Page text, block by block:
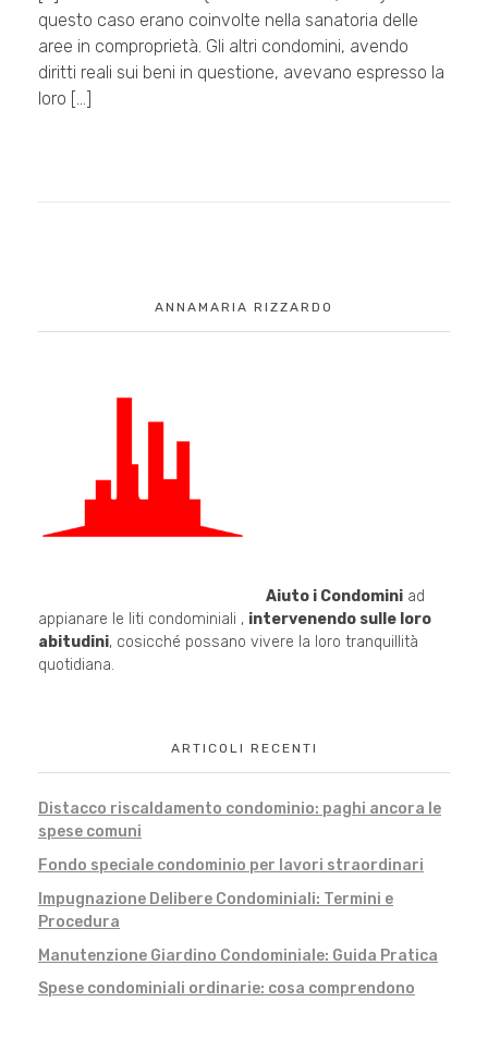
questo caso erano coinvolte nella sanatoria delle
aree in comproprietà. Gli altri condomini, avendo
diritti reali sui beni in questione, avevano espresso la
loro […]
ANNAMARIA RIZZARDO
Aiuto i Condominiad
appianare le liti condominiali , intervenendo sulle loro
abitudini, cosicché possano vivere la loro tranquillità
quotidiana.
ARTICOLI RECENTI
Distacco riscaldamento condominio: paghi ancora le
spese comuni
Fondo speciale condominio per lavori straordinari
Impugnazione Delibere Condominiali: Termini e
Procedura
Manutenzione Giardino Condominiale: Guida Pratica
Spese condominiali ordinarie: cosa comprendono